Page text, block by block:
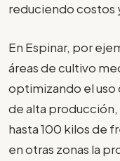
reduciendo costos
En Espinar, por
áreas de cultivo
optimizando el uso
de alta
hasta 100 kilos de
en otras zonas la